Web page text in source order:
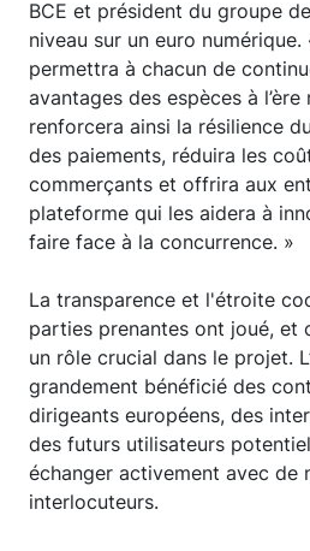
BCE et président du groupe
niveau sur un euro
permettra à chacun de
avantages des espèces à l’ère
renforcera ainsi la résilience
des paiements, réduira les
commerçants et offrira aux
plateforme qui les aidera à
faire face à la concurrence. »
La transparence et l'étroite
parties prenantes ont joué, et
un rôle crucial dans le projet.
grandement bénéficié des
dirigeants européens, des
des futurs utilisateurs
échanger activement avec de
interlocuteurs.